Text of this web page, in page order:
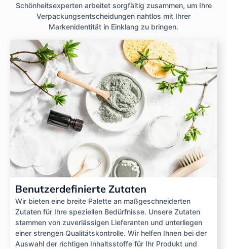
Schönheitsexperten arbeitet sorgfältig zusammen, um Ihre
Verpackungsentscheidungen nahtlos mit Ihrer
Markenidentität in Einklang zu bringen.
Benutzerdefinierte Zutaten
Wir bieten eine breite Palette an maßgeschneiderten
Zutaten für Ihre speziellen Bedürfnisse. Unsere Zutaten
stammen von zuverlässigen Lieferanten und unterliegen
einer strengen Qualitätskontrolle. Wir helfen Ihnen bei der
Auswahl der richtigen Inhaltsstoffe für Ihr Produkt und